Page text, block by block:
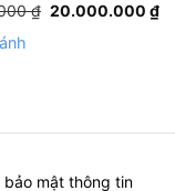
₫ gốc
20.000.000₫
bảo mật thông tin